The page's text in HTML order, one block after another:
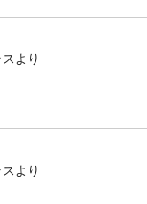
スより
スより